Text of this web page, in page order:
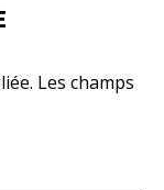
Les champs